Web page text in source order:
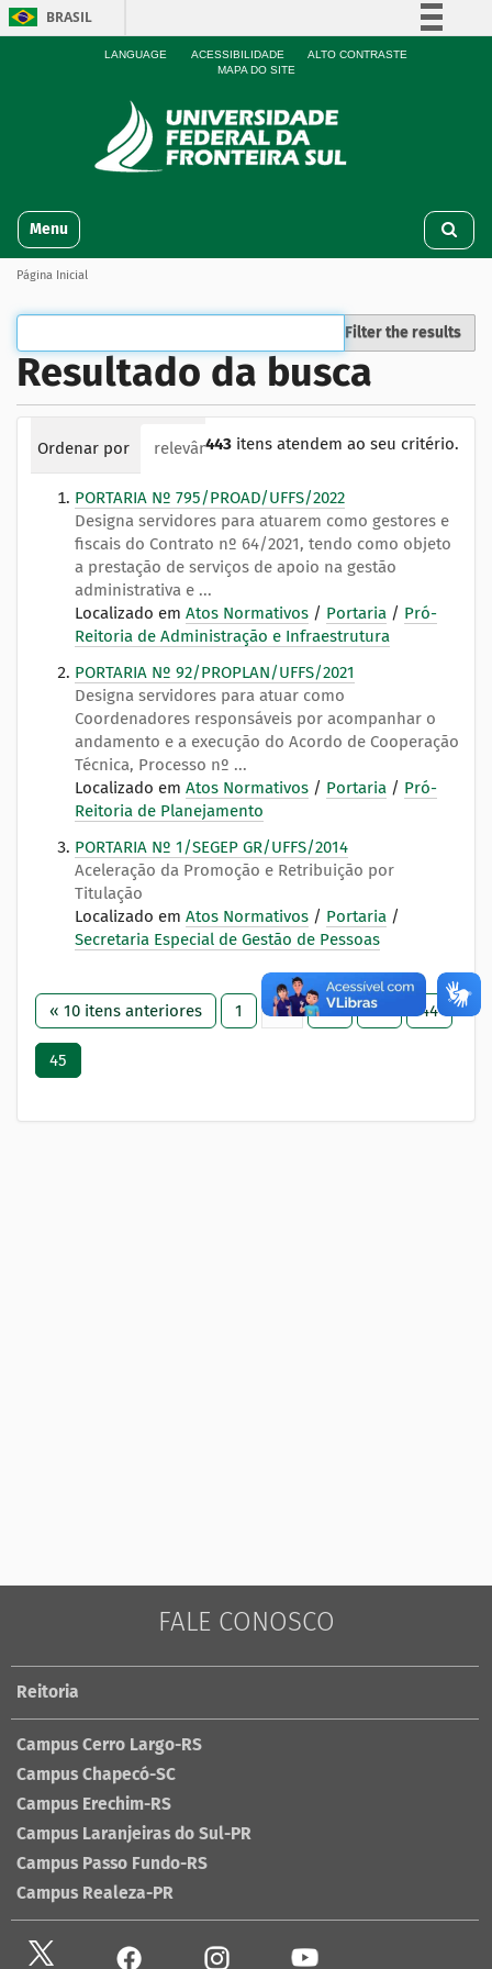
BRASIL
Simplifique!
Participe
Acesso à informação
LANGUAGE ACESSIBILIDADE
ALTO CONTRASTE
MAPA DO SITE
v
Toggle navigation
Página Inicial
Filter the results
Resultado da busca
443 itens atendem ao seu critério.
Ordenar por relevância data (mais recente primeiro)
PORTARIA Nº 795/PROAD/UFFS/2022
Designa servidores para atuarem como gestores e
fiscais do Contrato nº 64/2021, tendo como objeto
a prestação de serviços de apoio na gestão
administrativa e ...
Localizado em Atos Normativos / Portaria / Pró-
Reitoria de Administração e Infraestrutura
PORTARIA Nº 92/PROPLAN/UFFS/2021
Designa servidores para atuar como
Coordenadores responsáveis por acompanhar o
andamento e a execução do Acordo de Cooperação
Técnica, Processo nº ...
Localizado em Atos Normativos / Portaria / Pró-
Reitoria de Planejamento
PORTARIA Nº 1/SEGEP GR/UFFS/2014
Aceleração da Promoção e Retribuição por
Titulação
Localizado em Atos Normativos / Portaria /
Secretaria Especial de Gestão de Pessoas
« 10 itens anteriores 1 ... 42 43 44
45
FALE CONOSCO
Reitoria
Campus Cerro Largo-RS
Campus Chapecó-SC
Campus Erechim-RS
Campus Laranjeiras do Sul-PR
Campus Passo Fundo-RS
Campus Realeza-PR